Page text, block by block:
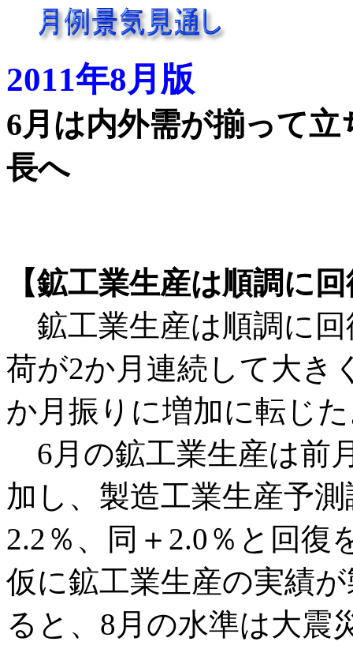
2011年8月版
6月は内外需が揃って
長へ
【鉱工業生産は順調に
鉱工業生産は順調に回
荷が2か月連続して大き
か月振りに増加に転じ
6月の鉱工業生産は前
加し、製造工業生産予
2.2％、同＋2.0％と回復
仮に鉱工業生産の実績
ると、8月の水準は大震